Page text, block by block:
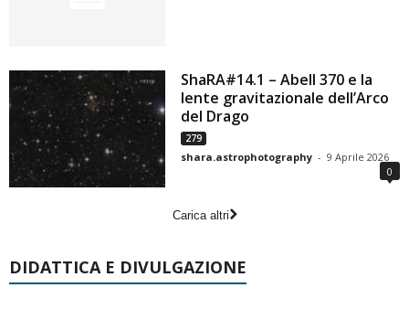
ShaRA#14.1 – Abell 370 e la
lente gravitazionale dell’Arco
del Drago
279
shara.astrophotography - 9 Aprile 2026
0
Carica altri
DIDATTICA E DIVULGAZIONE